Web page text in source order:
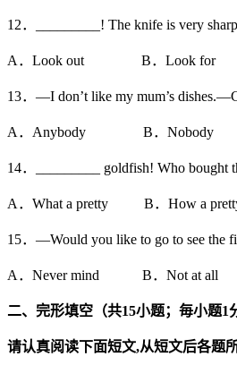
12．_________! The knife is very
A．Look out B．Look
13．—I don’t like my mum’s
A．Anybody B．Nobody
14．_________ goldfish! Who bought
A．What a pretty B．How a
15．—Would you like to go to see the
A．Never mind B．Not at
二、完形填空（共15小题；毎小题1
请认真阅读下面短文,从短文后各题